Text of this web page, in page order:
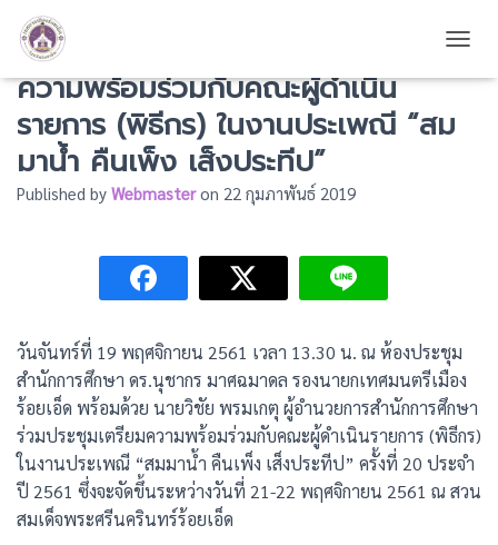
เทศบาลเมืองร้อยเอ็ด จัดประชุมเตรียม
ความพร้อมร่วมกับคณะผู้ดำเนิน
รายการ (พิธีกร) ในงานประเพณี “สม
มาน้ำ คืนเพ็ง เส็งประทีป”
Published by Webmasteron 22 กุมภาพันธ์ 2019
วันจันทร์ที่ 19 พฤศจิกายน 2561 เวลา 13.30 น. ณ ห้องประชุม
สำนักการศึกษา ดร.นุชากร มาศฉมาดล รองนายกเทศมนตรีเมือง
ร้อยเอ็ด พร้อมด้วย นายวิชัย พรมเกตุ ผู้อำนวยการสำนักการศึกษา
ร่วมประชุมเตรียมความพร้อมร่วมกับคณะผู้ดำเนินรายการ (พิธีกร)
ในงานประเพณี “สมมาน้ำ คืนเพ็ง เส็งประทีป” ครั้งที่ 20 ประจำ
ปี 2561 ซึ่งจะจัดขึ้นระหว่างวันที่ 21-22 พฤศจิกายน 2561 ณ สวน
สมเด็จพระศรีนครินทร์ร้อยเอ็ด